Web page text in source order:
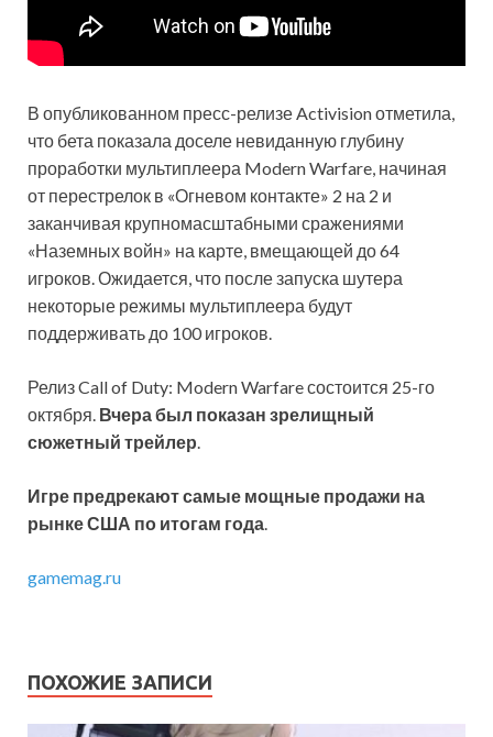
В опубликованном пресс-релизе Activision отметила,
что бета показала доселе невиданную глубину
проработки мультиплеера Modern Warfare, начиная
от перестрелок в «Огневом контакте» 2 на 2 и
заканчивая крупномасштабными сражениями
«Наземных войн» на карте, вмещающей до 64
игроков. Ожидается, что после запуска шутера
некоторые режимы мультиплеера будут
поддерживать до 100 игроков.
Релиз Call of Duty: Modern Warfare состоится 25-го
октября. Вчера был показан зрелищный
сюжетный трейлер
Игре предрекают самые мощные продажи на
рынке США по итогам года
gamemag.ru
ПОХОЖИЕ ЗАПИСИ